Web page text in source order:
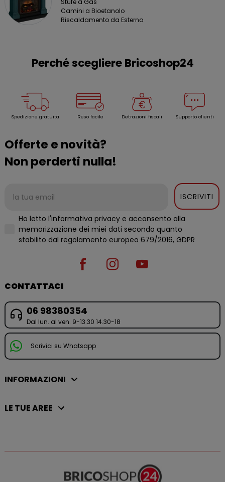
Camini a Bioetanolo
Riscaldamento da Esterno
Perché scegliere Bricoshop24
Spedizione gratuita Reso facile Detrazioni fiscali Supporto clienti
Offerte e novità?
Non perderti nulla!
ISCRIVITI
Ho letto l'informativa privacy e acconsento alla
memorizzazione dei miei dati secondo quanto
stabilito dal regolamento europeo 679/2016, GDPR
CONTATTACI
06 98380354
Dal lun. al ven. 9-13.30 14.30-18
Scrivici su Whatsapp
INFORMAZIONI
LE TUE AREE